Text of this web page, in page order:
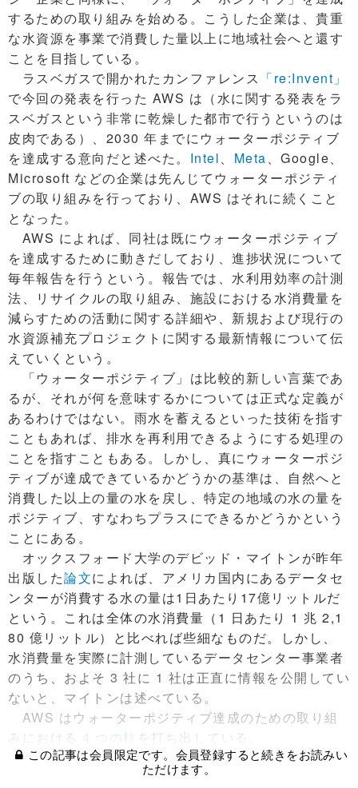
するための取り組みを始める。こうした企業は、貴重
な水資源を事業で消費した量以上に地域社会へと還す
ことを目指している。
ラスベガスで開かれたカンファレンス 「re:Invent」
で今回の発表を行った AWS は（水に関する発表をラ
スベガスという非常に乾燥した都市で行うというのは
皮肉である）、2030 年までにウォーターポジティブ
を達成する意向だと述べた。 Intel、 Meta、Google、
Microsoft などの企業は先んじてウォーターポジティ
ブの取り組みを行っており、AWS はそれに続くこと
となった。
AWS によれば、同社は既にウォーターポジティブ
を達成するために動きだしており、進捗状況について
毎年報告を行うという。報告では、水利用効率の計測
法、リサイクルの取り組み、施設における水消費量を
減らすための活動に関する詳細や、新規および現行の
水資源補充プロジェクトに関する最新情報について伝
えていくという。
「ウォーターポジティブ」は比較的新しい言葉であ
るが、それが何を意味するかについては正式な定義が
あるわけではない。雨水を蓄えるといった技術を指す
こともあれば、排水を再利用できるようにする処理の
ことを指すこともある。しかし、真にウォーターポジ
ティブが達成できているかどうかの基準は、自然へと
消費した以上の量の水を戻し、特定の地域の水の量を
ポジティブ、すなわちプラスにできるかどうかという
ことにある。
オックスフォード大学のデビッド・マイトンが昨年
出版した論文によれば、アメリカ国内にあるデータセ
ンターが消費する水の量は1日あたり17億リットルだ
という。これは全体の水消費量（1 日あたり 1 兆 2,1
80 億リットル）と比べれば些細なものだ。しかし、
水消費量を実際に計測しているデータセンター事業者
のうち、およそ 3 社に 1 社は正直に情報を公開してい
ないと、マイトンは述べている。
AWS はウォーターポジティブ達成のための取り組
みにおける
4 つの柱 を打ち出している。
この記事は会員限定です。会員登録すると続きをお読みい
ただけます。